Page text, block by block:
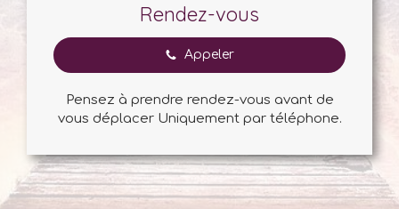
Rendez-vous
Appeler
Pensez à prendre rendez-vous avant de
vous déplacer Uniquement par téléphone.